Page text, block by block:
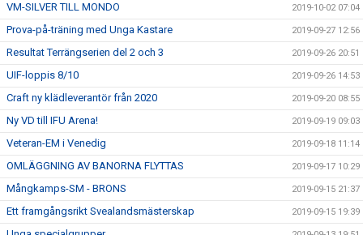
VM-SILVER TILL MONDO 2019-10-02 07:04
Prova-på-träning med Unga Kastare 2019-09-27 12:56
Resultat Terrängserien del 2 och 3 2019-09-26 20:51
UIF-loppis 8/10 2019-09-26 14:53
Craft ny klädleverantör från 2020 2019-09-20 08:55
Ny VD till IFU Arena! 2019-09-19 09:03
Veteran-EM i Venedig 2019-09-18 11:14
OMLÄGGNING AV BANORNA FLYTTAS 2019-09-17 10:29
Mångkamps-SM - BRONS 2019-09-15 21:37
Ett framgångsrikt Svealandsmästerskap 2019-09-15 19:39